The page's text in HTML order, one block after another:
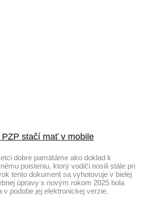
stačí mať v mobile
dobre pamätáme ako doklad k
poisteniu, ktorý vodiči nosili stále pri
tento dokument sa vyhotovuje v bielej
úpravy s novým rokom 2025 bola
v podobe jej elektronickej verzie.